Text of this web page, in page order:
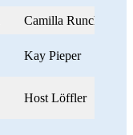
Camilla Runchel
Kay Pieper
Host Löffler